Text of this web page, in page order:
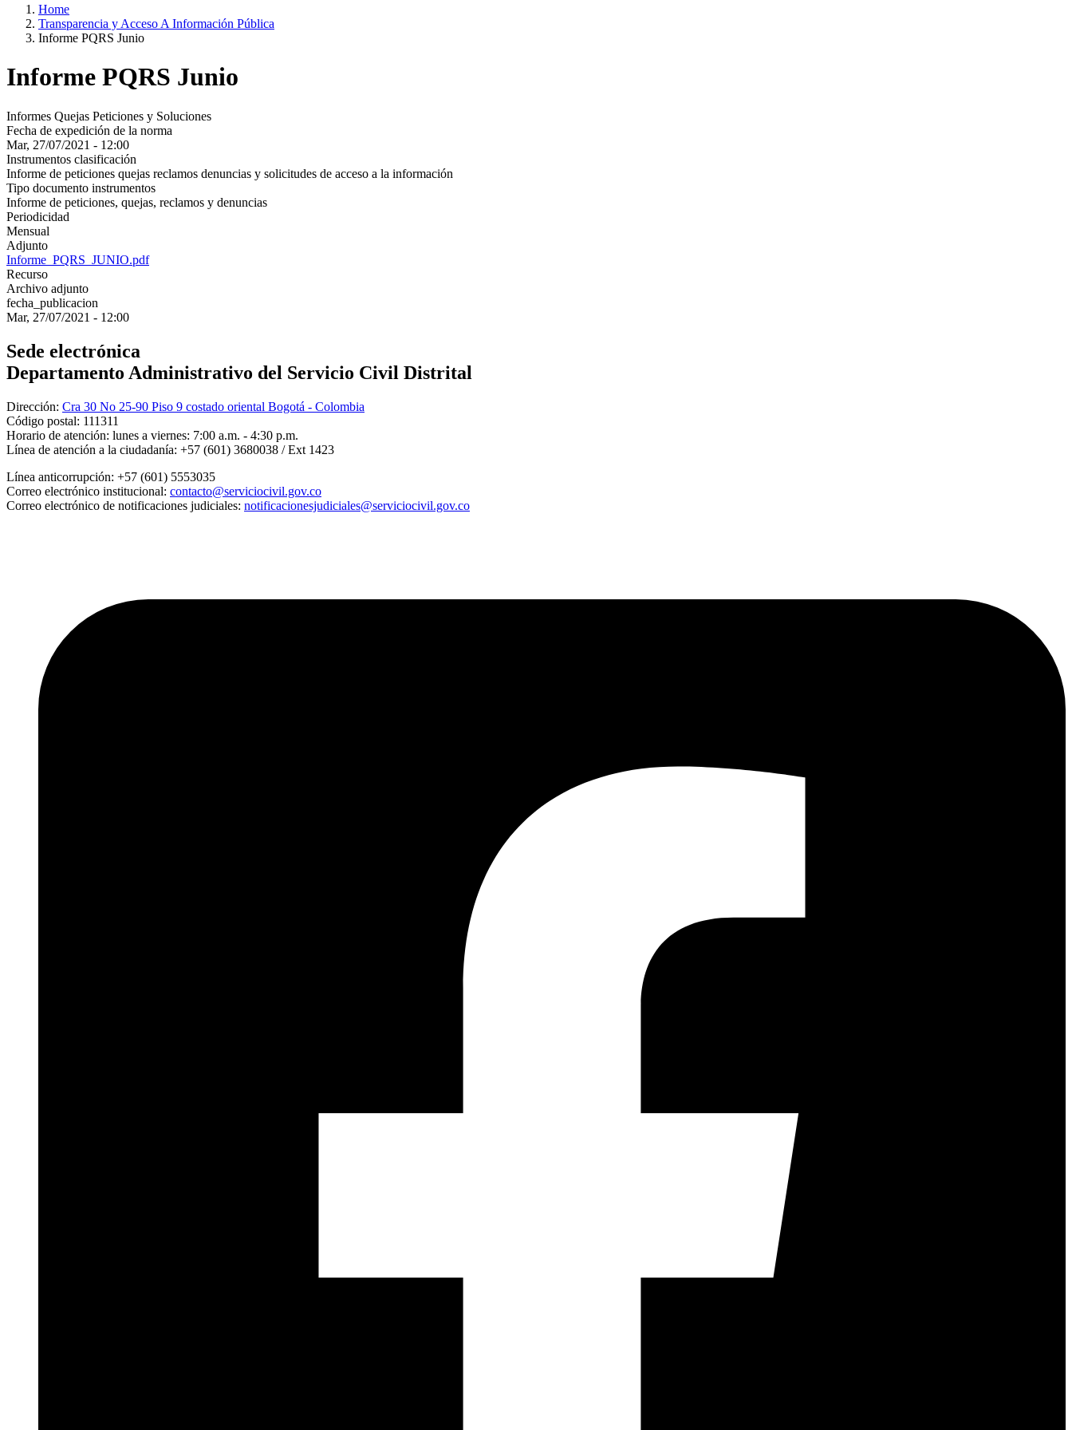
Home
Transparencia y Acceso A Información Pública
Informe PQRS Junio
Informe PQRS Junio
Informes Quejas Peticiones y Soluciones
Fecha de expedición de la norma
Mar, 27/07/2021 - 12:00
Instrumentos clasificación
Informe de peticiones quejas reclamos denuncias y solicitudes de acceso a la información
Tipo documento instrumentos
Informe de peticiones, quejas, reclamos y denuncias
Periodicidad
Mensual
Adjunto
Informe_PQRS_JUNIO.pdf
Recurso
Archivo adjunto
fecha_publicacion
Mar, 27/07/2021 - 12:00
Sede electrónica
Departamento Administrativo del Servicio Civil Distrital
Dirección: Cra 30 No 25-90 Piso 9 costado oriental Bogotá - Colombia
Código postal: 111311
Horario de atención: lunes a viernes: 7:00 a.m. - 4:30 p.m.
Línea de atención a la ciudadanía: +57 (601) 3680038 / Ext 1423
Línea anticorrupción: +57 (601) 5553035
Correo electrónico institucional: contacto@serviciocivil.gov.co
Correo electrónico de notificaciones judiciales: notificacionesjudiciales@serviciocivil.gov.co